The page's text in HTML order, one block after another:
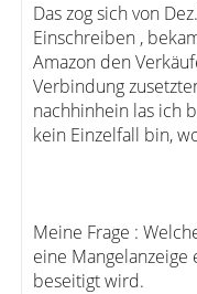
Das zog sich von
Einschreiben ,
Amazon den
Verbindung
nachhinhein las ich
kein Einzelfall bin,
Meine Frage :
eine
beseitigt wird.